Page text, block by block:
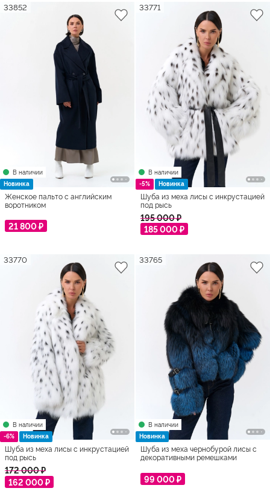
В наличии
Новинка
33852
Женское пальто с английским
воротником
21 800 ₽
В наличии
-5%
Новинка
33771
Шуба из меха лисы с инкрустацией
под рысь
195 000 ₽
185 000 ₽
В наличии
-6%
Новинка
33770
Шуба из меха лисы с инкрустацией
под рысь
172 000 ₽
162 000 ₽
В наличии
Новинка
33765
Шуба из меха чернобурой лисы с
декоративными ремешками
99 000 ₽